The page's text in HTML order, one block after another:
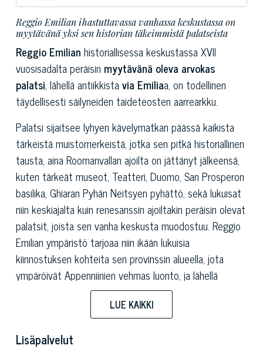
Reggio Emilian ihastuttavassa vanhassa keskustassa on
myytävänä yksi sen historian täkeimmistä palatseista
Reggio Emilian historiallisessa keskustassa XVII
vuosisadalta peräisin myytävänä oleva arvokas
palatsi, lähellä antiikkistavia Emiliaa, on todellinen
täydellisesti säilyneiden taideteosten aarrearkku.
Palatsi sijaitsee lyhyen kävelymatkan päässä kaikista
tärkeistä muistomerkeistä, jotka sen pitkä historiallinen
tausta, aina Roomanvallan ajoilta on jättänyt jälkeensä,
kuten tärkeät museot, Teatteri, Duomo, San Prosperon
basilika, Ghiaran Pyhän Neitsyen pyhättö, sekä lukuisat
niin keskiajalta kuin renesanssin ajoiltakin peräisin olevat
palatsit, joista sen vanha keskusta muodostuu. Reggio
Emilian ympäristö tarjoaa niin ikään lukuisia
kiinnostuksen kohteita sen provinssin alueella, jota
ympäröivät Appenniinien vehmas luonto, ja lähellä
sijaitsevat Parman ja Modenan kaupungit.
Palatsin rakennuttivat Gabbin markeesit
tuhatkuusisataa-luvulla, ja se luovutettiin aatelisen
LUE KAIKKI
Lisäpalvelut